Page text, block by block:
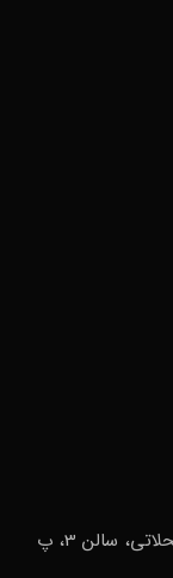
آدرس : تهران، اتوبان شهید محلاتی، بازار گل محلاتی، سالن 3، پ